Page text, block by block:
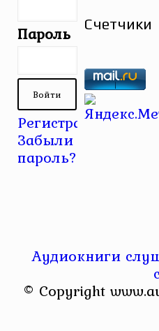
Пароль
Регистрация |
Забыли
пароль?
Счетчики
Аудиокниги
© Copyright